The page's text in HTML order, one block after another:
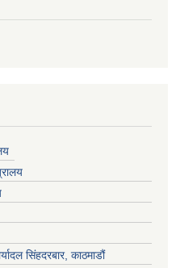
सिंहदरबार, काठमाडौं